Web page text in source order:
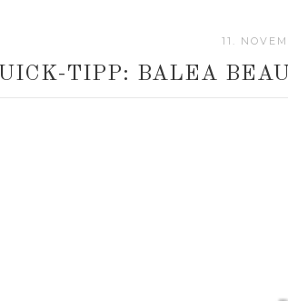
11.
TIPP: BALEA